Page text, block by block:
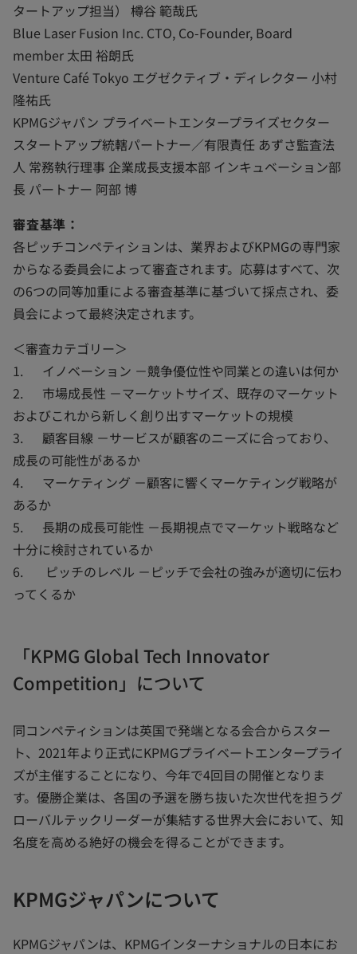
タートアップ担当） 樽谷 範哉氏
Blue Laser Fusion Inc. CTO, Co-Founder, Board
member 太田 裕朗氏
Venture Café Tokyo エグゼクティブ・ディレクター 小村
隆祐氏
KPMGジャパン プライベートエンタープライズセクター
スタートアップ統轄パートナー／有限責任 あずさ監査法
人 常務執行理事 企業成長支援本部 インキュベーション部
長 パートナー 阿部 博
審査基準：
各ピッチコンペティションは、業界およびKPMGの専門家
からなる委員会によって審査されます。応募はすべて、次
の6つの同等加重による審査基準に基づいて採点され、委
員会によって最終決定されます。
＜審査カテゴリー＞
1. イノベーション －競争優位性や同業との違いは何か
2. 市場成長性 －マーケットサイズ、既存のマーケット
およびこれから新しく創り出すマーケットの規模
3. 顧客目線 －サービスが顧客のニーズに合っており、
成長の可能性があるか
4. マーケティング －顧客に響くマーケティング戦略が
あるか
5. 長期の成長可能性 －長期視点でマーケット戦略など
十分に検討されているか
6. ピッチのレベル －ピッチで会社の強みが適切に伝わ
ってくるか
「KPMG Global Tech Innovator
Competition」について
同コンペティションは英国で発端となる会合からスター
ト、2021年より正式にKPMGプライベートエンタープライ
ズが主催することになり、今年で4回目の開催となりま
す。優勝企業は、各国の予選を勝ち抜いた次世代を担うグ
ローバルテックリーダーが集結する世界大会において、知
名度を高める絶好の機会を得ることができます。
KPMGジャパンについて
KPMGジャパンは、KPMGインターナショナルの日本にお